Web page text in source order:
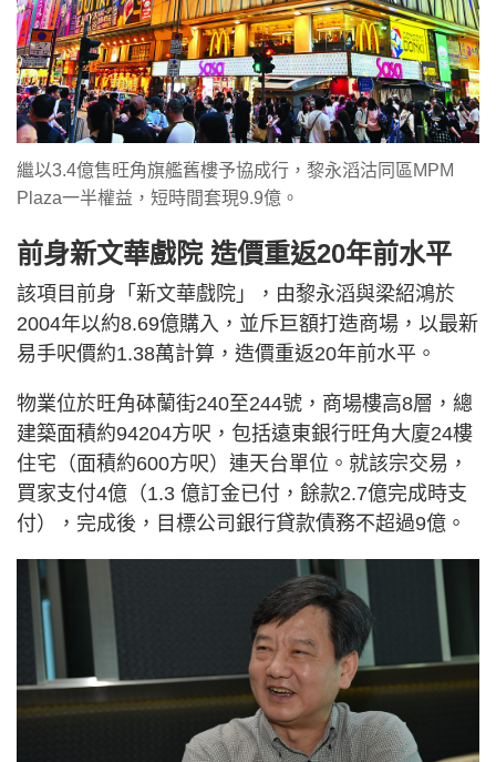
繼以3.4億售旺角旗艦舊樓予協成行，黎永滔沽同區MPM
Plaza一半權益，短時間套現9.9億。
前身新文華戲院 造價重返20年前水平
該項目前身「新文華戲院」，由黎永滔與梁紹鴻於
2004年以約8.69億購入，並斥巨額打造商場，以最新
易手呎價約1.38萬計算，造價重返20年前水平。
物業位於旺角砵蘭街240至244號，商場樓高8層，總
建築面積約94204方呎，包括遠東銀行旺角大廈24樓
住宅（面積約600方呎）連天台單位。就該宗交易，
買家支付4億（1.3 億訂金已付，餘款2.7億完成時支
付），完成後，目標公司銀行貸款債務不超過9億。